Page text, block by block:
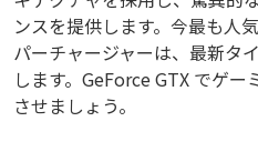
ンスを提供します。今最も人
パーチャージャーは、最新タ
します。GeForce GTX でゲ
させましょう。